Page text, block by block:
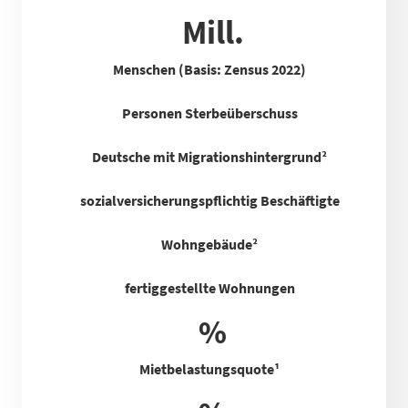
Mill.
Menschen (Basis: Zensus 2022)
Personen Sterbeüberschuss
Deutsche mit Migrationshintergrund²
sozialversicherungspflichtig Beschäftigte
Wohngebäude²
fertiggestellte Wohnungen
%
Mietbelastungsquote¹